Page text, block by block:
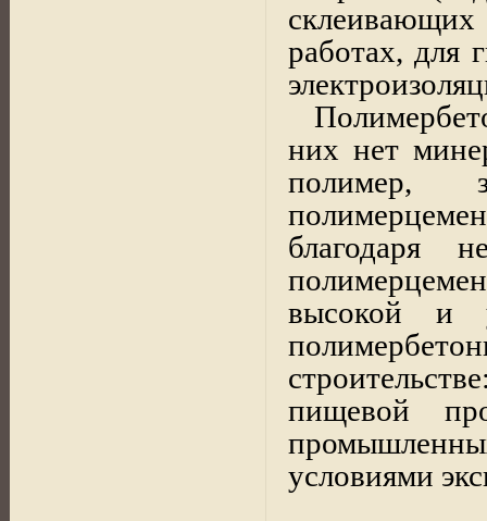
склеивающих
работах, для
них нет
полимер,
благодаря
высокой и
пищевой
условиями